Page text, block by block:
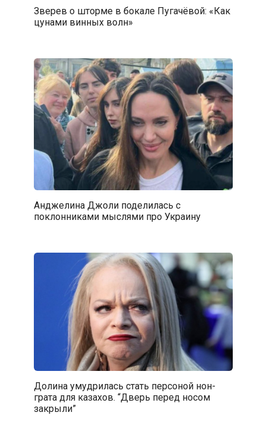
Зверев о шторме в бокале Пугачёвой: «Как
цунами винных волн»
Анджелина Джоли поделилась с
поклонниками мыслями про Украину
Долина умудрилась стать персоной нон-
грата для казахов. “Дверь перед носом
закрыли”